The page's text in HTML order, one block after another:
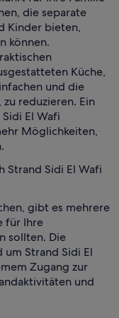
die separate
Kinder bieten,
können.
Küche,
und die
reduzieren. Ein
El Wafi
Möglichkeiten,
Strand Sidi El Wafi
gibt es mehrere
für Ihre
sollten. Die
Strand Sidi El
Zugang zur
und